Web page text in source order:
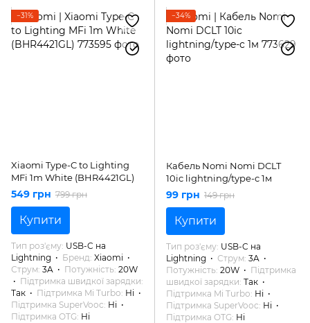
−31%
Xiaomi Type-C to Lighting
MFi 1m White (BHR4421GL)
549 грн 799 грн
Купити
Тип роз'єму USB-C на
Lightning
Бренд Xiaomi
Струм 3A Потужність 20W
Підтримка швидкої зарядки
Так
Підтримка Mi Turbo Ні
Підтримка SuperVooc Ні
Підтримка OTG Ні
−34%
Кабель Nomi Nomi DCLT
10ic lightning/type-c 1м
99 грн 149 грн
Купити
Тип роз'єму USB-C на
Lightning
Струм 3A
Потужність 20W
Підтримка
швидкої зарядки Так
Підтримка Mi Turbo Ні
Підтримка SuperVooc Ні
Підтримка OTG Ні